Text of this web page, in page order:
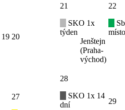
19 20
21
SKO 1x
týden
Jenštejn
(Praha-
východ)
22
27
28
SKO 1x 14
dní
29